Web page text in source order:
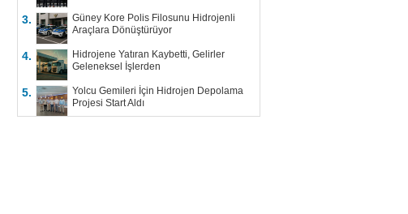
3.
Güney Kore Polis Filosunu Hidrojenli
Araçlara Dönüştürüyor
4.
Hidrojene Yatıran Kaybetti, Gelirler
Geleneksel İşlerden
5.
Yolcu Gemileri İçin Hidrojen Depolama
Projesi Start Aldı